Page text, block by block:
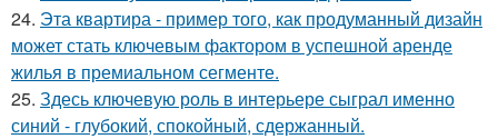
24. Эта квартира - пример того, как продуманный дизайн
может стать ключевым фактором в успешной аренде
жилья в премиальном сегменте.
25. Здесь ключевую роль в интерьере сыграл именно
синий - глубокий, спокойный, сдержанный.